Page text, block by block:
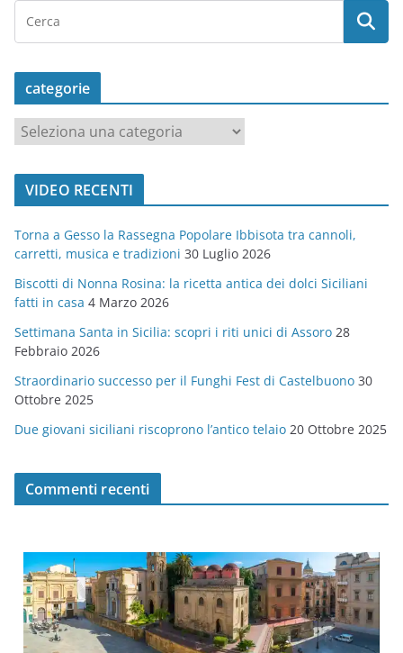
categorie
a
t
o
r
i
e
VIDEO RECENTI
Torna a Gesso la Rassegna Popolare Ibbisota tra cannoli,
carretti, musica e tradizioni 30 Luglio 2026
Biscotti di Nonna Rosina: la ricetta antica dei dolci Siciliani
fatti in casa 4 Marzo 2026
Settimana Santa in Sicilia: scopri i riti unici di Assoro 28
Febbraio 2026
Straordinario successo per il Funghi Fest di Castelbuono 30
Ottobre 2025
Due giovani siciliani riscoprono l’antico telaio 20 Ottobre 2025
Commenti recenti